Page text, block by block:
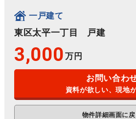
一戸建て
東区太平一丁目 戸建
3,000 万円
お問い合わ
資料が欲しい、現地
物件詳細画面に戻